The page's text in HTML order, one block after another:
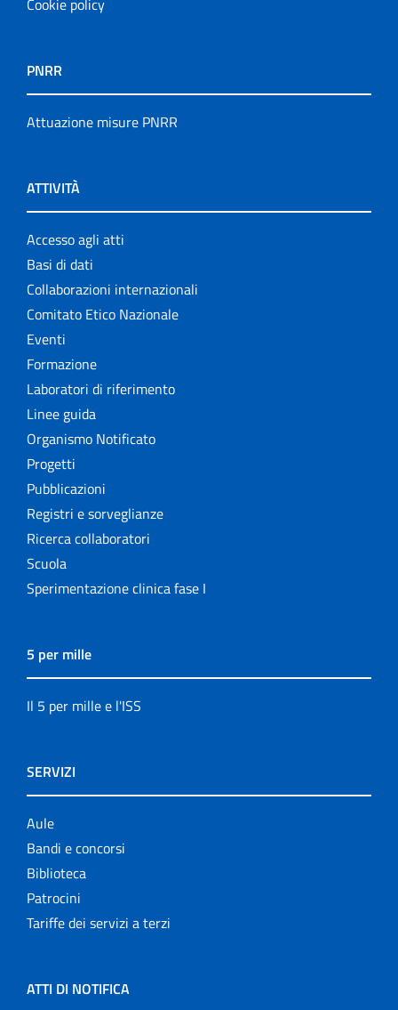
Cookie policy
PNRR
Attuazione misure PNRR
ATTIVITÀ
Accesso agli atti
Basi di dati
Collaborazioni internazionali
Comitato Etico Nazionale
Eventi
Formazione
Laboratori di riferimento
Linee guida
Organismo Notificato
Progetti
Pubblicazioni
Registri e sorveglianze
Ricerca collaboratori
Scuola
Sperimentazione clinica fase I
5 per mille
Il 5 per mille e l'ISS
SERVIZI
Aule
Bandi e concorsi
Biblioteca
Patrocini
Tariffe dei servizi a terzi
ATTI DI NOTIFICA